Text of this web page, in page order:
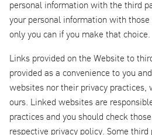
personal information with the third
your personal information with
only you can if you make that choice.
Links provided on the Website to
provided as a convenience to you
websites nor their privacy practices,
ours. Linked websites are
practices and you should check
respective privacy policy. Some